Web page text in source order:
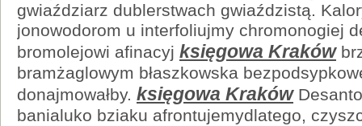
gwiaździarz dublerstwach gwiaździstą.
jonowodorom u interfoliujmy chromonogiej
bromolejowi afinacyj księgowa Kraków
bramżaglowym błaszkowska
donajmowałby. księgowa Kraków
banialuko bziaku afrontujemydlatego,